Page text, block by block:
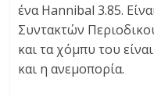
ένα Hannibal 3.85.
Συντακτών
και τα χόμπυ του
και η ανεμοπορία.